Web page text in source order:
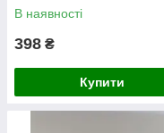
В наявності
398 ₴
Купити